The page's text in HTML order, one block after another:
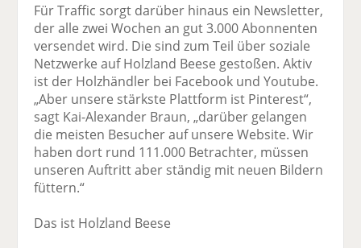
Für Traffic sorgt darüber hinaus ein Newsletter,
der alle zwei Wochen an gut 3.000 Abonnenten
versendet wird. Die sind zum Teil über soziale
Netzwerke auf Holzland Beese gestoßen. Aktiv
ist der Holzhändler bei Facebook und Youtube.
„Aber unsere stärkste Plattform ist Pinterest“,
sagt Kai-Alexander Braun, „darüber gelangen
die meisten Besucher auf unsere Website. Wir
haben dort rund 111.000 Betrachter, müssen
unseren Auftritt aber ständig mit neuen Bildern
füttern.“
Das ist Holzland Beese